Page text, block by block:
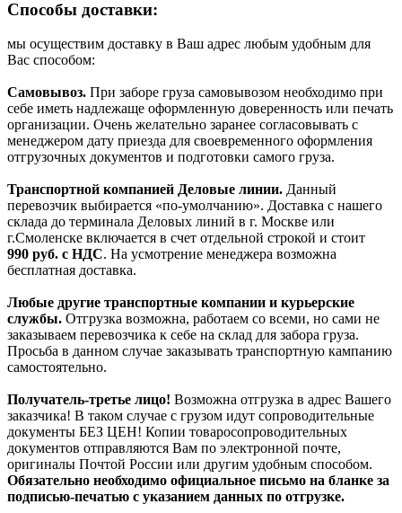
Способы доставки:
мы осуществим доставку в Ваш адрес любым удобным для
Вас способом:
Самовывоз. При заборе груза самовывозом необходимо при
себе иметь надлежаще оформленную доверенность или печать
организации. Очень желательно заранее согласовывать с
менеджером дату приезда для своевременного оформления
отгрузочных документов и подготовки самого груза.
Транспортной компанией Деловые линии. Данный
перевозчик выбирается «по-умолчанию». Доставка с нашего
склада до терминала Деловых линий в г. Москве или
г.Смоленске включается в счет отдельной строкой и стоит
990 руб. с НДС. На усмотрение менеджера возможна
бесплатная доставка.
Любые другие транспортные компании и курьерские
службы. Отгрузка возможна, работаем со всеми, но сами не
заказываем перевозчика к себе на склад для забора груза.
Просьба в данном случае заказывать транспортную кампанию
самостоятельно.
Получатель-третье лицо! Возможна отгрузка в адрес Вашего
заказчика! В таком случае с грузом идут сопроводительные
документы БЕЗ ЦЕН! Копии товаросопроводительных
документов отправляются Вам по электронной почте,
оригиналы Почтой России или другим удобным способом.
Обязательно необходимо официальное письмо на бланке за
подписью-печатью с указанием данных по отгрузке.